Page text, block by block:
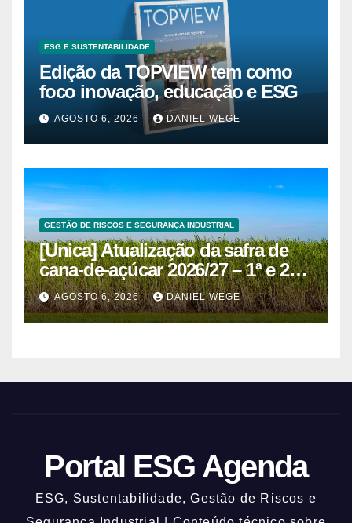
ESG E SUSTENTABILIDADE
Edição da TOPVIEW tem como
foco inovação, educação e ESG
AGOSTO 6, 2026 DANIEL WEGE
GESTÃO DE RISCOS E SEGURANÇA INDUSTRIAL
[Unica] Atualização da safra de
cana-de-açúcar 2026/27 – 1ª e 2ª
quinzenas de junho
AGOSTO 6, 2026 DANIEL WEGE
Portal ESG Agenda
ESG, Sustentabilidade, Gestão de Riscos e